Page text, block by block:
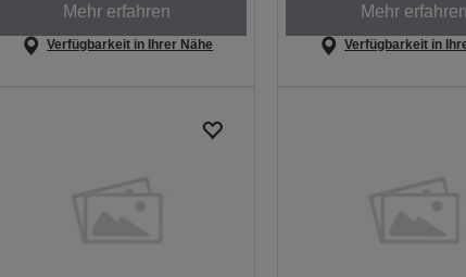
Mehr erfahren
Verfügbarkeit in Ihrer Nähe
Mehr erfahren
Verfügbarkeit in